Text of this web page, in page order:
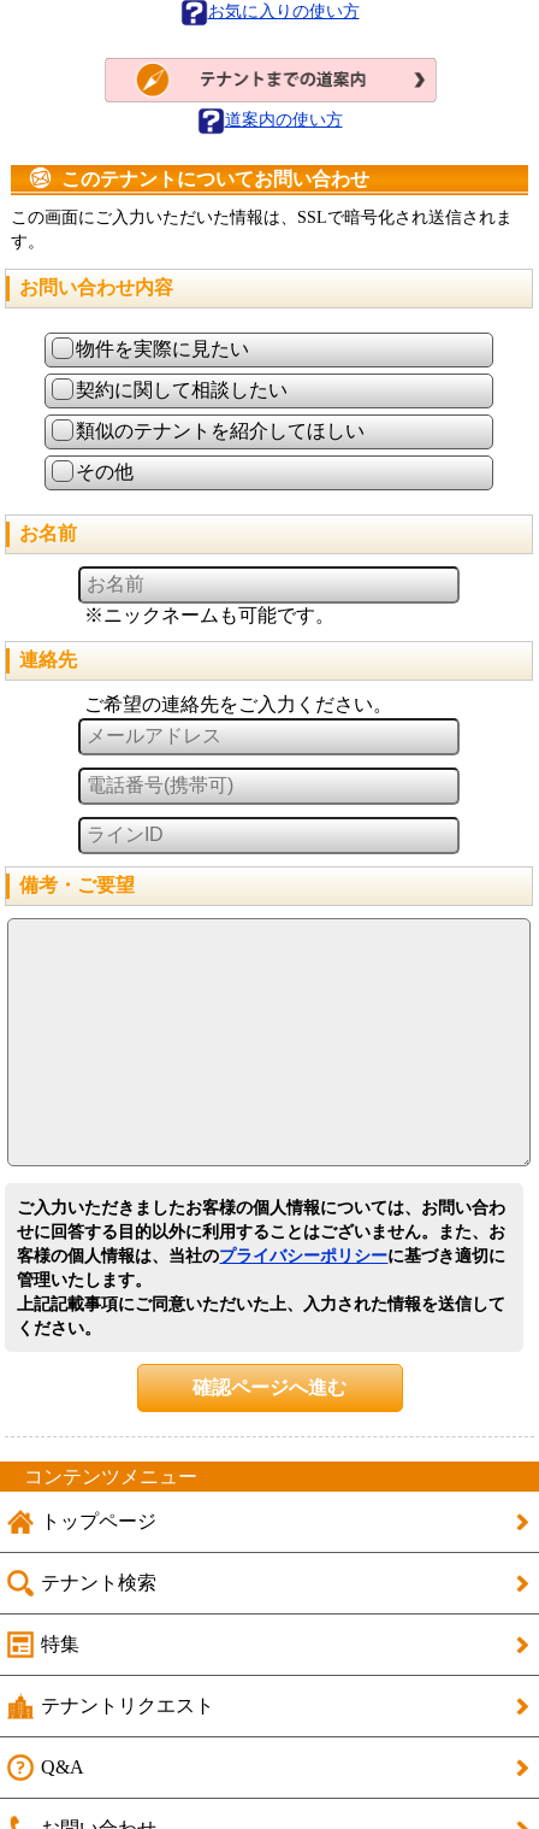
お気に入りの使い方
道案内の使い方
このテナントについてお問い合わせ
この画面にご入力いただいた情報は、SSLで暗号化され送信されま
す。
お問い合わせ内容
物件を実際に見たい
契約に関して相談したい
類似のテナントを紹介してほしい
その他
お名前
※ニックネームも可能です。
連絡先
ご希望の連絡先をご入力ください。
備考・ご要望
ご入力いただきましたお客様の個人情報については、お問い合わ
せに回答する目的以外に利用することはございません。また、お
客様の個人情報は、当社のプライバシーポリシーに基づき適切に
管理いたします。
上記記載事項にご同意いただいた上、入力された情報を送信して
ください。
確認ページへ進む
コンテンツメニュー
トップページ
テナント検索
特集
テナントリクエスト
Q&A